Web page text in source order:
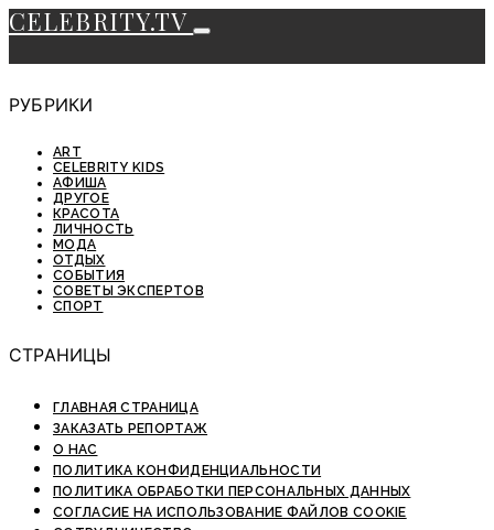
CELEBRITY.TV
РУБРИКИ
ART
CELEBRITY KIDS
АФИША
ДРУГОЕ
КРАСОТА
ЛИЧНОСТЬ
МОДА
ОТДЫХ
СОБЫТИЯ
СОВЕТЫ ЭКСПЕРТОВ
СПОРТ
СТРАНИЦЫ
ГЛАВНАЯ СТРАНИЦА
ЗАКАЗАТЬ РЕПОРТАЖ
О НАС
ПОЛИТИКА КОНФИДЕНЦИАЛЬНОСТИ
ПОЛИТИКА ОБРАБОТКИ ПЕРСОНАЛЬНЫХ ДАННЫХ
СОГЛАСИЕ НА ИСПОЛЬЗОВАНИЕ ФАЙЛОВ COOKIE